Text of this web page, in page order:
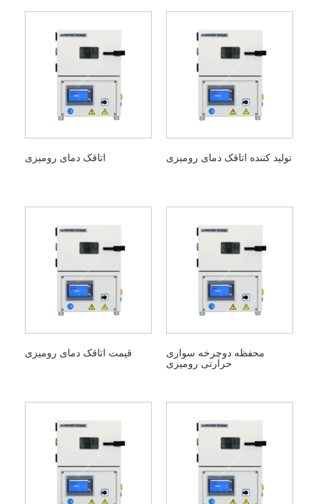
اتاقک دمای رومیزی تولید کننده اتاقک دمای رومیزی
قیمت اتاقک دمای رومیزی
محفظه دوچرخه سواری
حرارتی رومیزی